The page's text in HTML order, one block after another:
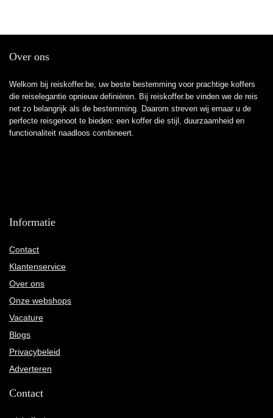
Over ons
Welkom bij reiskoffer.be, uw beste bestemming voor prachtige koffers
die reiselegantie opnieuw definiëren. Bij reiskoffer.be vinden we de reis
net zo belangrijk als de bestemming. Daarom streven wij ernaar u de
perfecte reisgenoot te bieden: een koffer die stijl, duurzaamheid en
functionaliteit naadloos combineert.
Informatie
Contact
Klantenservice
Over ons
Onze webshops
Vacature
Blogs
Privacybeleid
Adverteren
Contact